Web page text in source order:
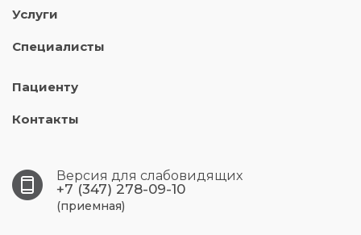
Услуги
Специалисты
Пациенту
Контакты
Версия для слабовидящих
+7 (347) 278-09-10
(приемная)